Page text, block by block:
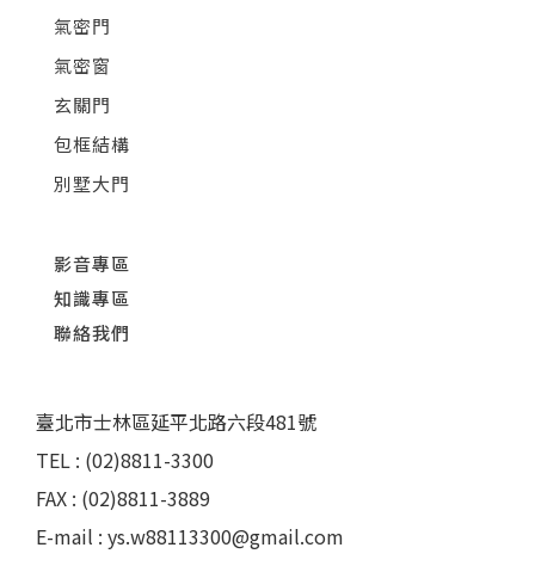
氣密門
氣密窗
玄關門
包框結構
別墅大門
影音專區
知識專區
聯絡我們
臺北市士林區延平北路六段481號
TEL : (02)8811-3300
FAX : (02)8811-3889
E-mail : ys.w88113300@gmail.com